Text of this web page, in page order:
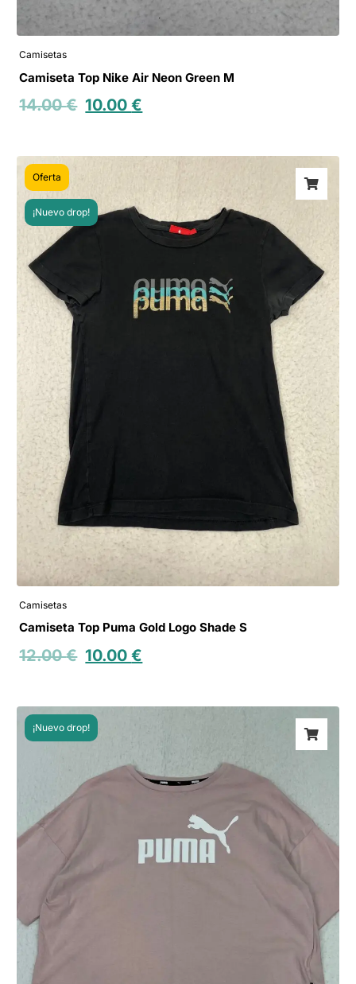
Camisetas
Camiseta Top Nike Air Neon Green M
14.00€ 10.00€
Oferta
¡Nuevo drop!
Camisetas
Camiseta Top Puma Gold Logo Shade S
12.00€ 10.00€
¡Nuevo drop!